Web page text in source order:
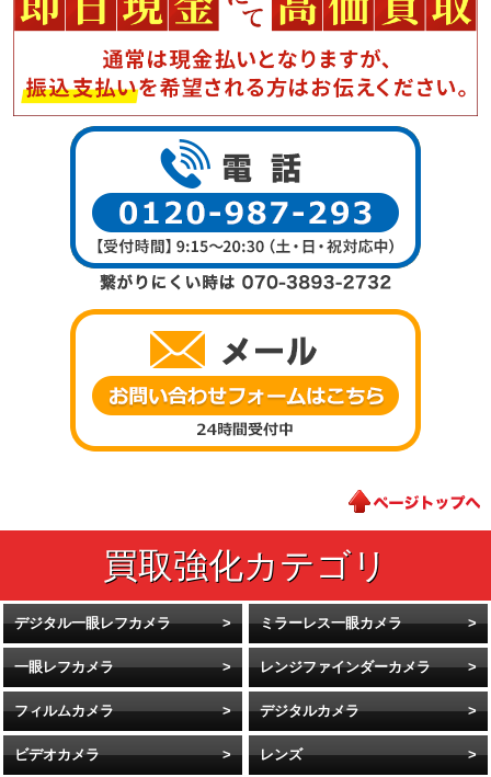
デジタル一眼レフカメラ ミラーレス一眼カメラ
一眼レフカメラ レンジファインダーカメラ
フィルムカメラ デジタルカメラ
ビデオカメラ レンズ